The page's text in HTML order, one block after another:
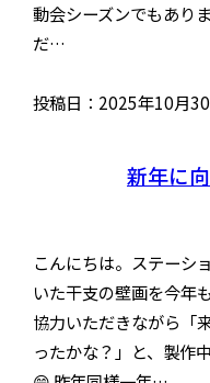
動会シーズンでもあり
だ…
投稿日：2025年10月
新年に
こんにちは。ステーシ
いた干支の壁画を今年
協力いただきながら「
ったかな？」と、製作